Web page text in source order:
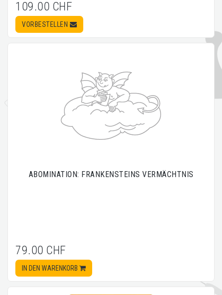
109.00 CHF
VORBESTELLEN
ABOMINATION: FRANKENSTEINS VERMÄCHTNIS
79.00 CHF
IN DEN WARENKORB